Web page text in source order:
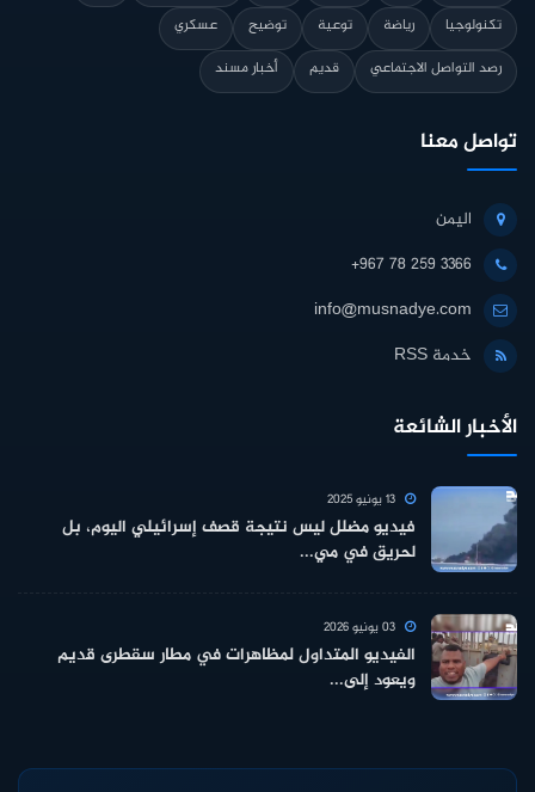
تكنولوجيا
رياضة توعية توضيح
عسكري
رصد التواصل الاجتماعي
قديم أخبار مسند
تواصل معنا
اليمن
+967 78 259 3366
info@musnadye.com
خدمة RSS
الأخبار الشائعة
فيديو مضلل ليس نتيجة قصف إسرائيلي اليوم، بل
لحريق في مي...
الفيديو المتداول لمظاهرات في مطار سقطرى قديم
ويعود إلى...